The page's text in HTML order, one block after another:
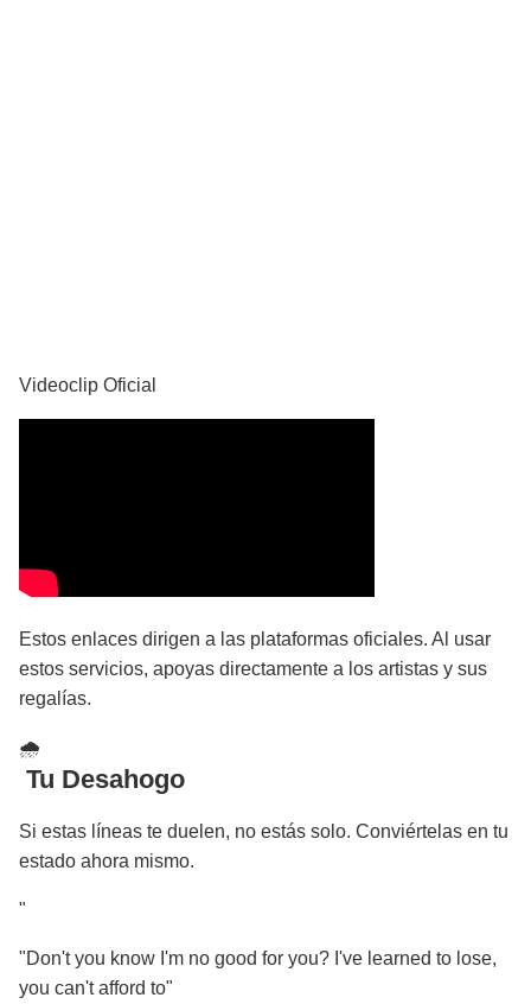
Videoclip Oficial
Estos enlaces dirigen a las plataformas oficiales. Al usar
estos servicios, apoyas directamente a los artistas y sus
regalías.
🌧
️ Tu Desahogo
Si estas líneas te duelen, no estás solo. Conviértelas en tu
estado ahora mismo.
"
"Don't you know I'm no good for you? I've learned to lose,
you can't afford to"